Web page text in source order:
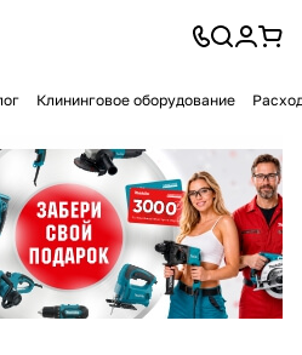
Клининговое оборудование